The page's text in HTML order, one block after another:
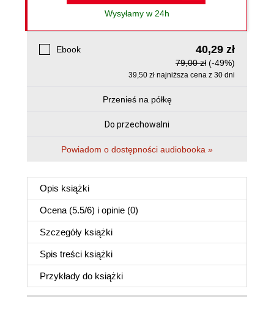
Wysyłamy w 24h
Ebook 40,29 zł
79,00 zł (-49%)
39,50 zł najniższa cena z 30 dni
Przenieś na półkę
Do przechowalni
Powiadom o dostępności audiobooka »
Opis książki
Ocena (5.5/6) i opinie (0)
Szczegóły książki
Spis treści książki
Przykłady do książki